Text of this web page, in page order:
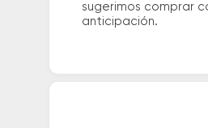
sugerimos comprar
anticipación.